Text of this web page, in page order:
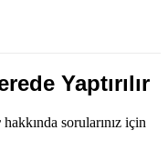
Yaptırılır
hakkında sorularınız için